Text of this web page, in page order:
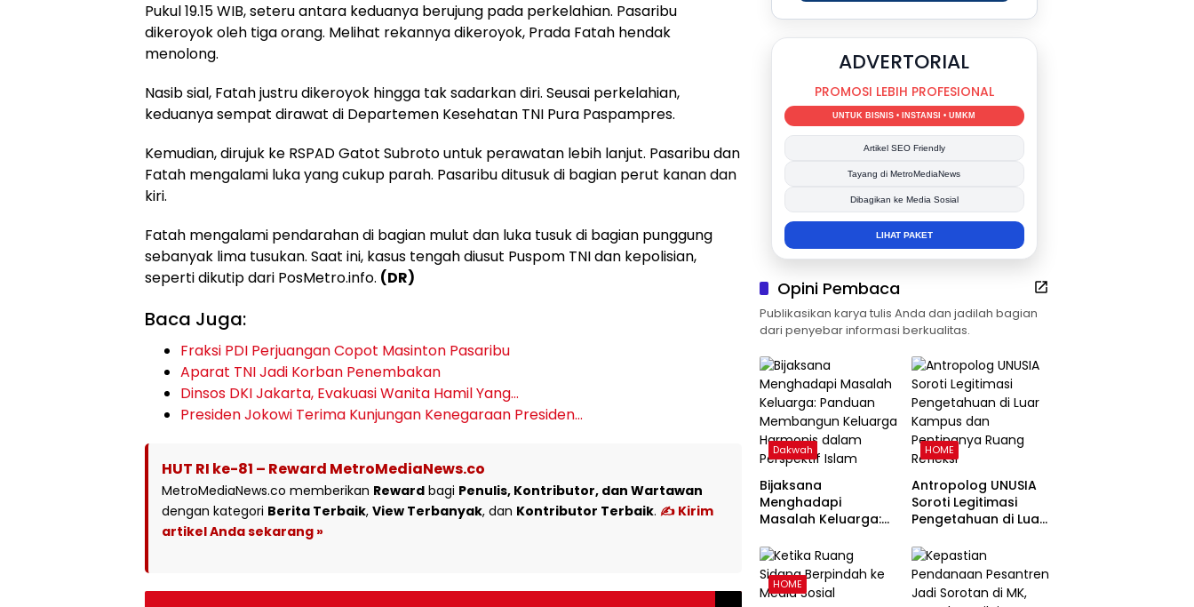
Pukul 19.15 WIB, seteru antara keduanya berujung pada perkelahian. Pasaribu
dikeroyok oleh tiga orang. Melihat rekannya dikeroyok, Prada Fatah hendak
menolong.
Nasib sial, Fatah justru dikeroyok hingga tak sadarkan diri. Seusai perkelahian,
keduanya sempat dirawat di Departemen Kesehatan TNI Pura Paspampres.
Kemudian, dirujuk ke RSPAD Gatot Subroto untuk perawatan lebih lanjut. Pasaribu dan
Fatah mengalami luka yang cukup parah. Pasaribu ditusuk di bagian perut kanan dan
kiri.
Fatah mengalami pendarahan di bagian mulut dan luka tusuk di bagian punggung
sebanyak lima tusukan. Saat ini, kasus tengah diusut Puspom TNI dan kepolisian,
seperti dikutip dari PosMetro.info. (DR)
Baca Juga:
Fraksi PDI Perjuangan Copot Masinton Pasaribu
Aparat TNI Jadi Korban Penembakan
Dinsos DKI Jakarta, Evakuasi Wanita Hamil Yang…
Presiden Jokowi Terima Kunjungan Kenegaraan Presiden…
HUT RI ke-81 – Reward MetroMediaNews.co
MetroMediaNews.co memberikan Reward bagi Penulis, Kontributor, dan Wartawan
dengan kategori Berita Terbaik, View Terbanyak, dan Kontributor Terbaik. ✍️ Kirim
artikel Anda sekarang »
DUKUNG KAMI
BERSAMA METROMEDIANEWS.CO
MEDIA INFORMASI TERPERCAYA
Publikasi Kegiatan
Berita Promosi
Tingkatkan Branding Anda
INFO SELENGKAPNYA
Opini Pembaca
Publikasikan karya tulis Anda dan jadilah bagian
dari penyebar informasi berkualitas.
Dakwah
Bijaksana
Menghadapi
Masalah Keluarga:
Membangun
Keluarga Harmonis
dalam Perspektif
HOME
Antropolog UNUSIA
Soroti Legitimasi
Pengetahuan di Luar
Pentingnya Ruang
Refleksi
HOME